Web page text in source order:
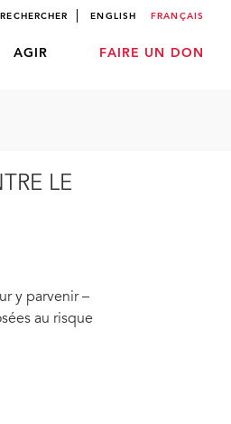
RECHERCHER ENGLISH FRANÇAIS
AGIR FAIRE UN DON
LE
y parvenir –
au risque